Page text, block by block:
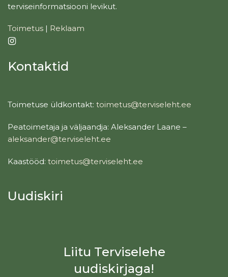
terviseinformatsiooni levikut.
Toimetus | Reklaam
Kontaktid
Toimetuse üldkontakt: toimetus@terviseleht.ee
Peatoimetaja ja väljaandja: Aleksander Laane –
aleksander@terviseleht.ee
Kaastööd: toimetus@terviseleht.ee
Uudiskiri
Liitu Terviselehe
uudiskirjaga!